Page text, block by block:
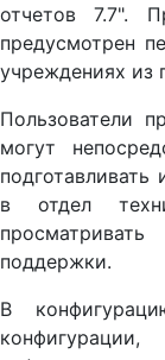
отчетов 7.7".
предусмотрен
учреждениях из
Пользователи
могут
в отдел
поддержки.
В